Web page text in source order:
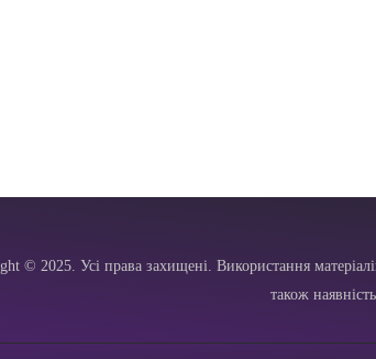
© 2025. Усі права захищені. Використання
також